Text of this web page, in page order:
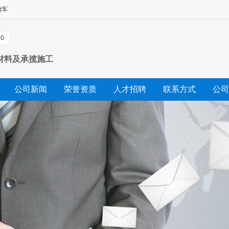
车
0
料及承揽施工
公司新闻 荣誉资质 人才招聘 联系方式 公